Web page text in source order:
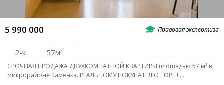
5 990 000
2-к 57
СРОЧНАЯ ПРОДАЖА ДВУХКОМНАТНОЙ КВАРТИРЫ площадью 57 м² в
микрорайоне Каменка. РЕАЛЬНОМУ ПОКУПАТЕЛЮ ТОРГ!!!…